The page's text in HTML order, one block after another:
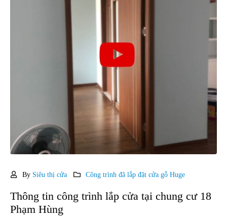
By Siêu thị cửa Công trình đã lắp đặt cửa gỗ Huge
Thông tin công trình lắp cửa tại chung cư 18
Phạm Hùng